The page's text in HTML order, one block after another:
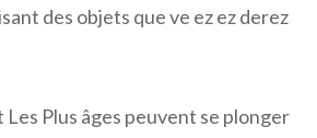
des objets que ve ez ez derez
Les Plus âges peuvent se plonger